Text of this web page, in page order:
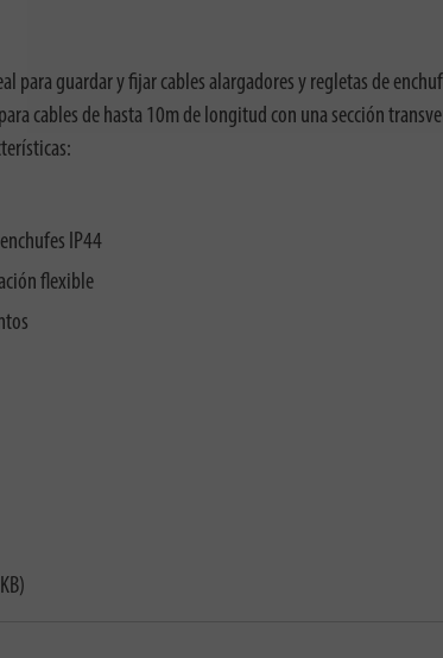
para guardar y fijar cables alargadores y regletas de
cables de hasta 10m de longitud con una sección
IP44
flexible